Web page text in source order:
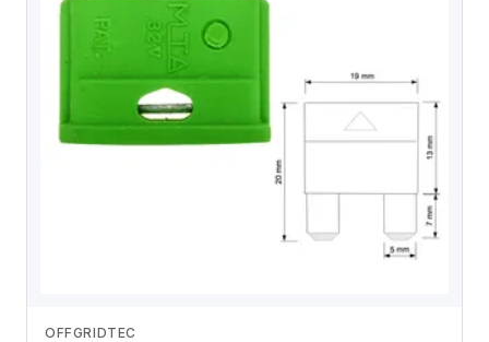
OFFGRIDTEC